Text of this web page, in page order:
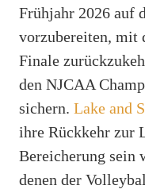
Frühjahr 2026 auf
vorzubereiten, mit
Finale
den NJCAA
sichern. Lake and
ihre Rückkehr zur
Bereicherung sein
denen der